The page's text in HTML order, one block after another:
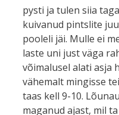
pysti ja tulen siia
kuivanud pintslite
pooleli jäi. Mulle ei
laste uni just väga
võimalusel alati asja
vähemalt mingisse
taas kell 9-10.
maganud ajast, mil